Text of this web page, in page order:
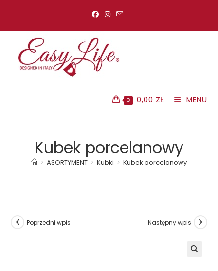
0 0,00 ZŁ MENU
Kubek porcelanowy
> ASORTYMENT > Kubki > Kubek porcelanowy
Poprzedni wpis Następny wpis